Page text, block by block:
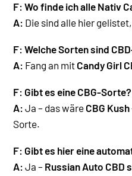
F: Wo finde ich alle Nativ
A: Die sind alle hier
F: Welche Sorten sind
A: Fang an mit Candy Girl
F: Gibt es eine CBG-Sorte?
A: Ja – das wäre CBG Kush
Sorte.
F: Gibt es hier eine
A: Ja – Russian Auto CBD